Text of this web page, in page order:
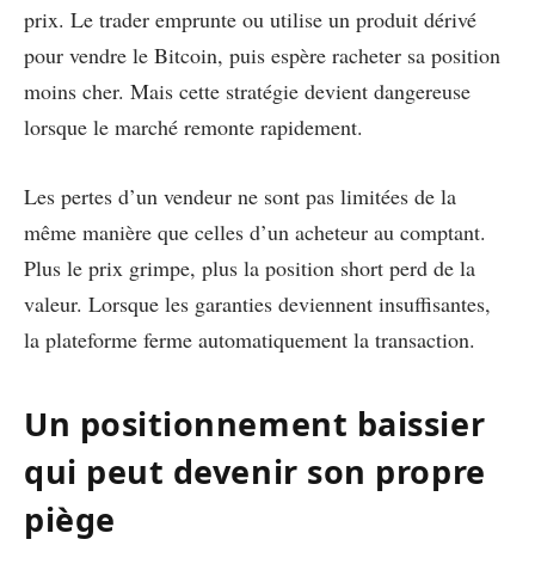
prix. Le trader emprunte ou utilise un produit dérivé
pour vendre le Bitcoin, puis espère racheter sa position
moins cher. Mais cette stratégie devient dangereuse
lorsque le marché remonte rapidement.
Les pertes d’un vendeur ne sont pas limitées de la
même manière que celles d’un acheteur au comptant.
Plus le prix grimpe, plus la position short perd de la
valeur. Lorsque les garanties deviennent insuffisantes,
la plateforme ferme automatiquement la transaction.
Un positionnement baissier
qui peut devenir son propre
piège